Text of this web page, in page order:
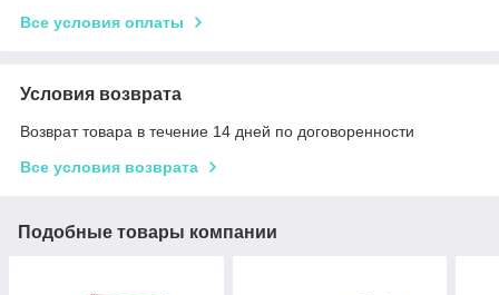
Все условия оплаты
Условия возврата
Возврат товара в течение 14 дней по договоренности
Все условия возврата
Подобные товары компании